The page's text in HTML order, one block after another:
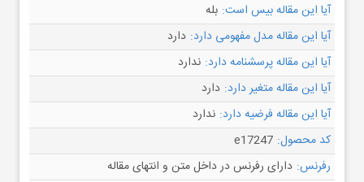
آیا این مقاله بیس است: بله
آیا این مقاله مدل مفهومی دارد: دارد
آیا این مقاله پرسشنامه دارد: ندارد
آیا این مقاله متغیر دارد: دارد
آیا این مقاله فرضیه دارد: ندارد
کد محصول: e17247
رفرنس: دارای رفرنس در داخل متن و انتهای مقاله